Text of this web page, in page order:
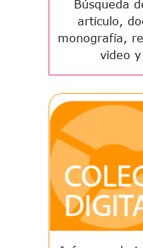
Búsqueda
artículo,
monografía,
video